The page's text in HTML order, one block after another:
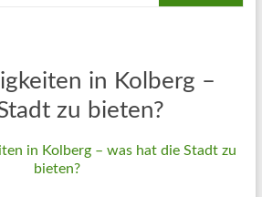
in Kolberg –
zu bieten?